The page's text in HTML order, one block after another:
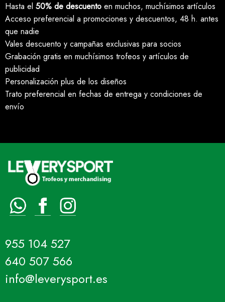
Hasta el 50% de descuento en muchos, muchísimos artículos
Acceso preferencial a promociones y descuentos, 48 h. antes
que nadie
Vales descuento y campañas exclusivas para socios
Grabación gratis en muchísimos trofeos y artículos de
publicidad
Personalización plus de los diseños
Trato preferencial en fechas de entrega y condiciones de
envío
955 104 527
640 507 566
info@leverysport.es